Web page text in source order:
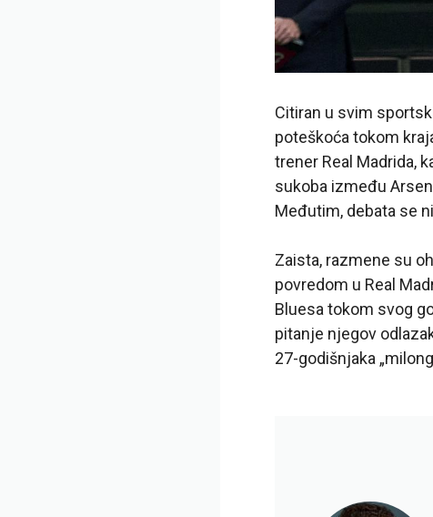
Citiran u svim
poteškoća tokom
trener Real Madrida,
sukoba između
Međutim, debata se
Zaista, razmene su
povredom u Real
Bluesa tokom svog
pitanje njegov
27-godišnjaka